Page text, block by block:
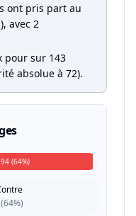
ont pris part au
avec 2
pour sur 143
absolue à 72).
94 (64%)
(64%)